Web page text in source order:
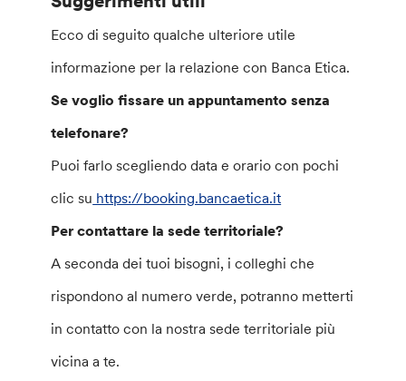
Ecco di seguito qualche ulteriore utile
informazione per la relazione con Banca Etica.
Se voglio fissare un appuntamento senza
telefonare?
Puoi farlo scegliendo data e orario con pochi
clic su https://booking.bancaetica.it
Per contattare la sede territoriale?
A seconda dei tuoi bisogni, i colleghi che
rispondono al numero verde, potranno metterti
in contatto con la nostra sede territoriale più
vicina a te.